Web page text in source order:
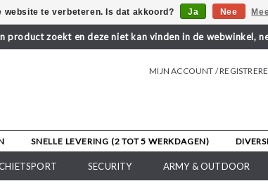
product zoekt en deze niet kan vinden in de webwinkel,
MIJN ACCOUNT /
SNELLE LEVERING (2 TOT 5 WERKDAGEN)
SECURITY ARMY & OUTDOOR
website te verbeteren. Is dat akkoord? Ja Nee